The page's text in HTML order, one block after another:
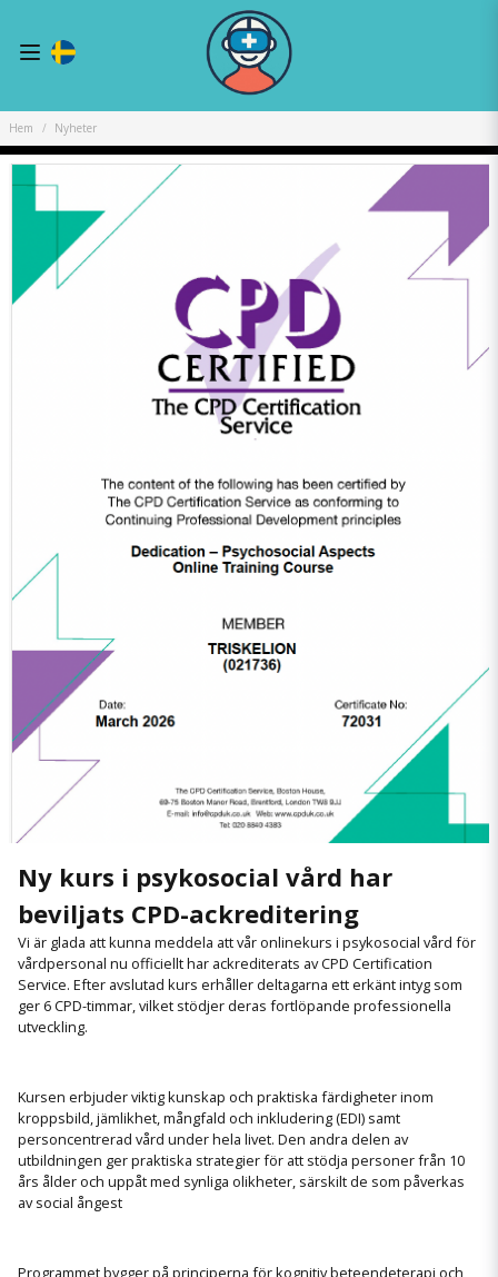
Hem Nyheter
Ny kurs i psykosocial vård har
beviljats CPD-ackreditering
Vi är glada att kunna meddela att vår onlinekurs i psykosocial vård för
vårdpersonal nu officiellt har ackrediterats av CPD Certification
Service. Efter avslutad kurs erhåller deltagarna ett erkänt intyg som
ger 6 CPD-timmar, vilket stödjer deras fortlöpande professionella
utveckling.
Kursen erbjuder viktig kunskap och praktiska färdigheter inom
kroppsbild, jämlikhet, mångfald och inkludering (EDI) samt
personcentrerad vård under hela livet. Den andra delen av
utbildningen ger praktiska strategier för att stödja personer från 10
års ålder och uppåt med synliga olikheter, särskilt de som påverkas
av social ångest
Programmet bygger på principerna för kognitiv beteendeterapi och